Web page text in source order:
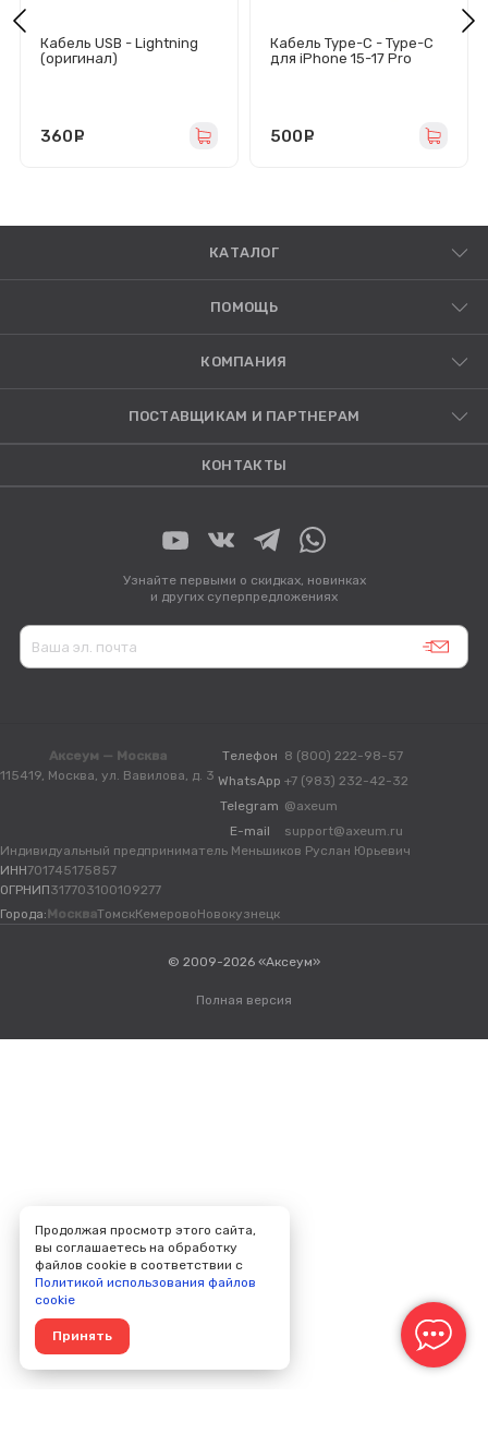
Кабель USB - Lightning
(оригинал)
360
Кабель Type-C - Type-C
для iPhone 15-17 Pro
500
КАТАЛОГ
ПОМОЩЬ
КОМПАНИЯ
ПОСТАВЩИКАМ И ПАРТНЕРАМ
КОНТАКТЫ
Узнайте первыми о скидках, новинках
и других суперпредложениях
Аксеум — Москва
115419, Москва, ул. Вавилова, д. 3
Телефон 8 (800) 222-98-57
WhatsApp +7 (983) 232-42-32
Telegram @axeum
E-mail
support@axeum.ru
Индивидуальный предприниматель Меньшиков Руслан Юрьевич
ИНН701745175857
ОГРНИП317703100109277
Города: МоскваТомскКемеровоНовокузнецк
© 2009-2026 «Аксеум»
Полная версия
Продолжая просмотр этого сайта,
вы соглашаетесь на обработку
файлов cookie в соответствии с
Политикой использования файлов
cookie
Принять